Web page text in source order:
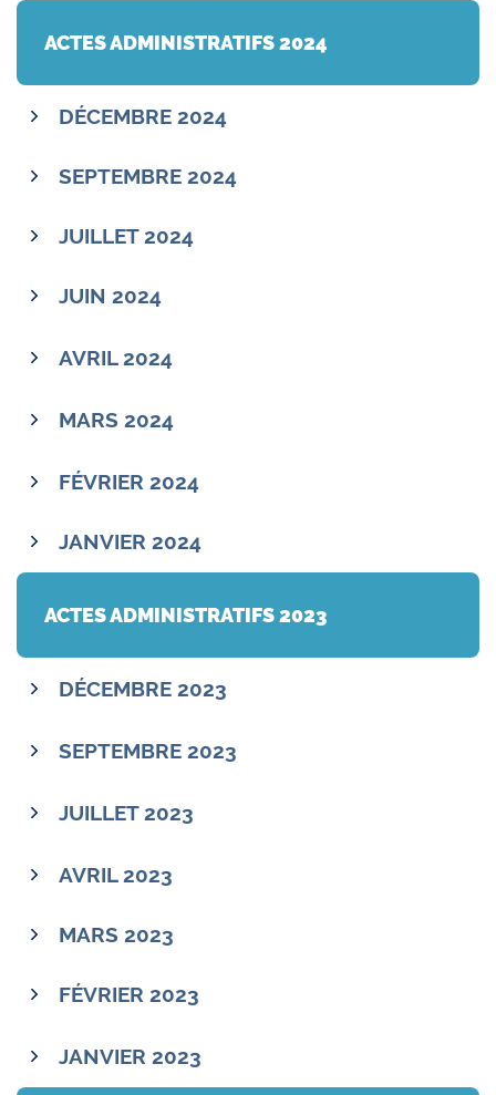
ACTES ADMINISTRATIFS 2024
DÉCEMBRE 2024
SEPTEMBRE 2024
JUILLET 2024
JUIN 2024
AVRIL 2024
MARS 2024
FÉVRIER 2024
JANVIER 2024
ACTES ADMINISTRATIFS 2023
DÉCEMBRE 2023
SEPTEMBRE 2023
JUILLET 2023
AVRIL 2023
MARS 2023
FÉVRIER 2023
JANVIER 2023